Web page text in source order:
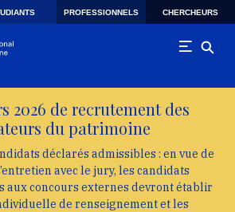
PROFESSIONNELS CHERCHEURS
2026 de recrutement des
du patrimoine
déclarés admissibles : en vue de
avec le jury, les candidats
aux concours externes devront établir
de renseignement et les